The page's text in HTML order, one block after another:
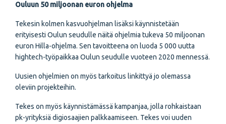
Ouluun 50 miljoonan euron ohjelma
Tekesin kolmen kasvuohjelman lisäksi käynnistetään
erityisesti Oulun seudulle näitä ohjelmia tukeva 50 miljoonan
euron Hilla-ohjelma. Sen tavoitteena on luoda 5 000 uutta
hightech-työpaikkaa Oulun seudulle vuoteen 2020 mennessä.
Uusien ohjelmien on myös tarkoitus linkittyä jo olemassa
oleviin projekteihin.
Tekes on myös käynnistämässä kampanjaa, jolla rohkaistaan
pk-yrityksiä digiosaajien palkkaamiseen. Tekes voi uuden